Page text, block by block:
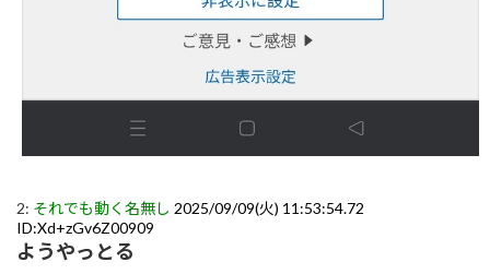
2: それでも動く名無し 2025/09/09(火) 11:53:54.72
ID:Xd+zGv6Z00909
ようやっとる